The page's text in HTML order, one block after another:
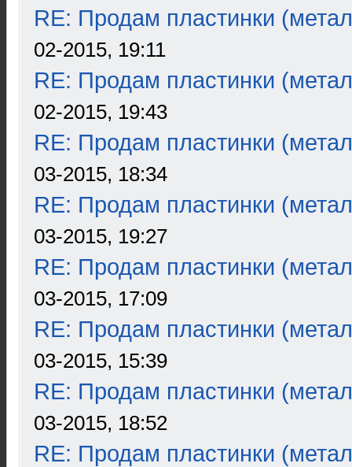
RE: Продам пластинки
02-2015, 19:11
RE: Продам пластинки
02-2015, 19:43
RE: Продам пластинки
03-2015, 18:34
RE: Продам пластинки
03-2015, 19:27
RE: Продам пластинки
03-2015, 17:09
RE: Продам пластинки
03-2015, 15:39
RE: Продам пластинки
03-2015, 18:52
RE: Продам пластинки